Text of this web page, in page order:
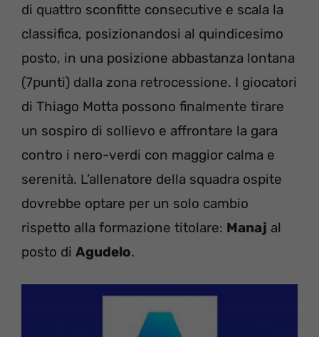
di quattro sconfitte consecutive e scala la
classifica, posizionandosi al quindicesimo
posto, in una posizione abbastanza lontana
(7punti) dalla zona retrocessione. I giocatori
di Thiago Motta possono finalmente tirare
un sospiro di sollievo e affrontare la gara
contro i nero-verdi con maggior calma e
serenità. L’allenatore della squadra ospite
dovrebbe optare per un solo cambio
rispetto alla formazione titolare: Manaj al
posto di Agudelo.